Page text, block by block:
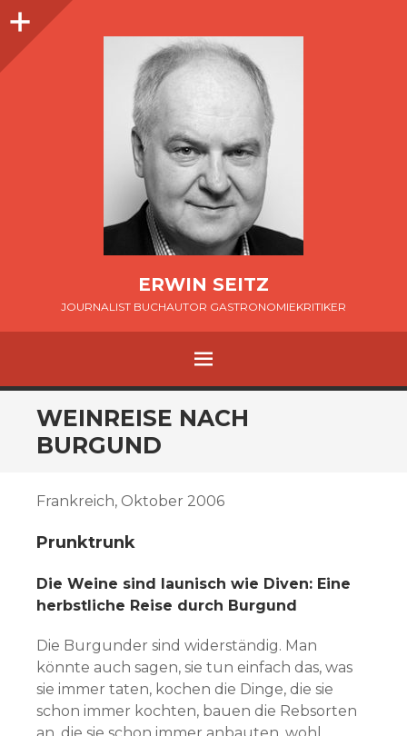
Seitenleiste
ERWIN SEITZ
JOURNALIST BUCHAUTOR GASTRONOMIEKRITIKER
MENÜ
ZUM
INHALT
SPRINGEN
WEINREISE NACH
BURGUND
Frankreich, Oktober 2006
Prunktrunk
Die Weine sind launisch wie Diven: Eine
herbstliche Reise durch Burgund
Die Burgunder sind widerständig. Man
könnte auch sagen, sie tun einfach das, was
sie immer taten, kochen die Dinge, die sie
schon immer kochten, bauen die Rebsorten